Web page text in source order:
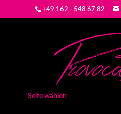
+49 162 - 548 67 82
Seite wählen